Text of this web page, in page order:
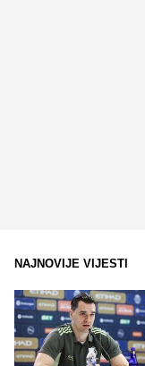
NAJNOVIJE VIJESTI